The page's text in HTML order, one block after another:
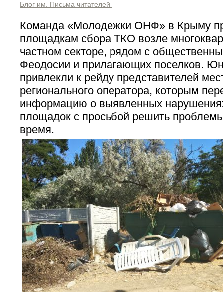
Блог им. Письма читателей
Команда «Молодежки ОНФ» в Крыму
площадкам сбора ТКО возле
частном секторе, рядом с
Феодосии и прилагающих поселков.
привлекли к рейду представителей
регионального оператора, которым
информацию о выявленных
площадок с просьбой решить
время.